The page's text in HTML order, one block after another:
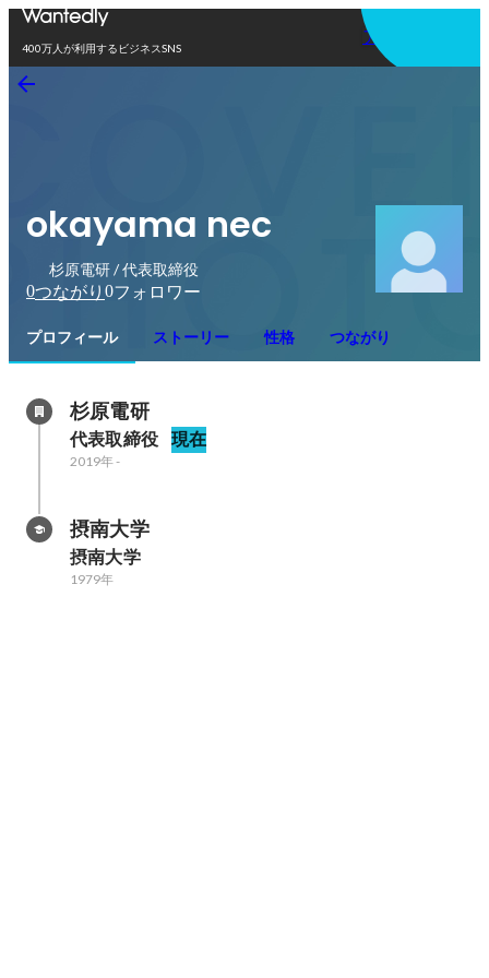
400万人が利用するビジネスSNS
アプリを使う
okayama nec
杉原電研 / 代表取締役
0つながり 0フォロワー
プロフィール ストーリー 性格 つながり
杉原電研
代表取締役 現在
2019年-
摂南大学
摂南大学
1979年